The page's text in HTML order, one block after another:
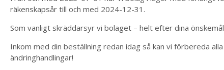
räkenskapsår till och med 2024-12-31.
Som vanligt skräddarsyr vi bolaget – helt efter dina
Inkom med din beställning redan idag så kan vi förbereda
ändringhandlingar!